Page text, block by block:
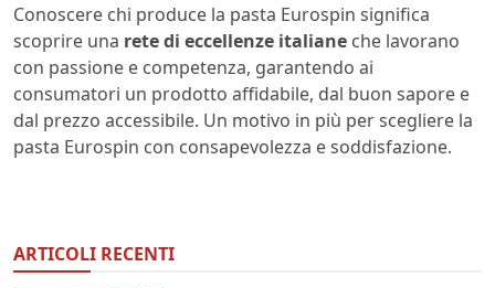
Conoscere chi produce la pasta Eurospin significa
scoprire una rete di eccellenze italiane che lavorano
con passione e competenza, garantendo ai
consumatori un prodotto affidabile, dal buon sapore e
dal prezzo accessibile. Un motivo in più per scegliere la
pasta Eurospin con consapevolezza e soddisfazione.
ARTICOLI RECENTI